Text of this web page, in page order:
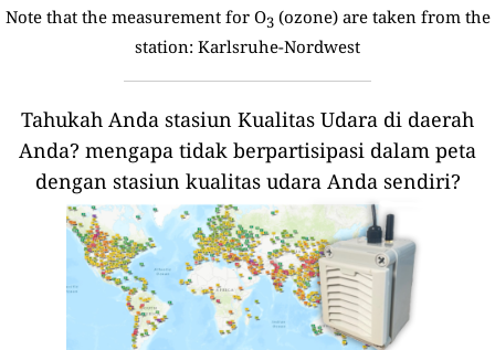
Note that the measurement for O3(ozone) are taken from the
station: Karlsruhe-Nordwest
Tahukah Anda stasiun Kualitas Udara di daerah
Anda? mengapa tidak berpartisipasi dalam peta
dengan stasiun kualitas udara Anda sendiri?